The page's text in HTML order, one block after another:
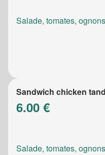
Salade, tomates,
Sandwich chicken
6.00 €
Salade, tomates,